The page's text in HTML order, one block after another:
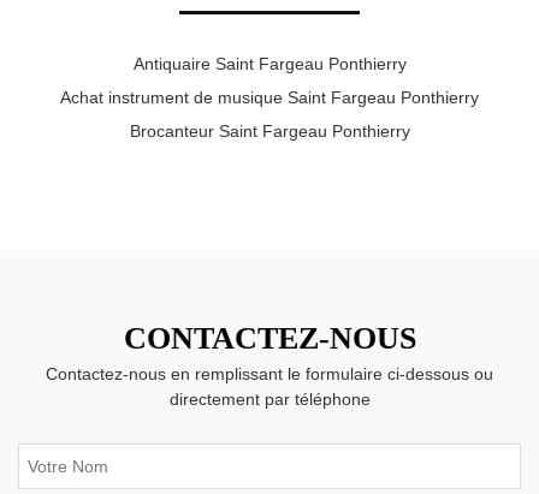
Antiquaire Saint Fargeau Ponthierry
Achat instrument de musique Saint Fargeau Ponthierry
Brocanteur Saint Fargeau Ponthierry
CONTACTEZ-NOUS
Contactez-nous en remplissant le formulaire ci-dessous ou
directement par téléphone